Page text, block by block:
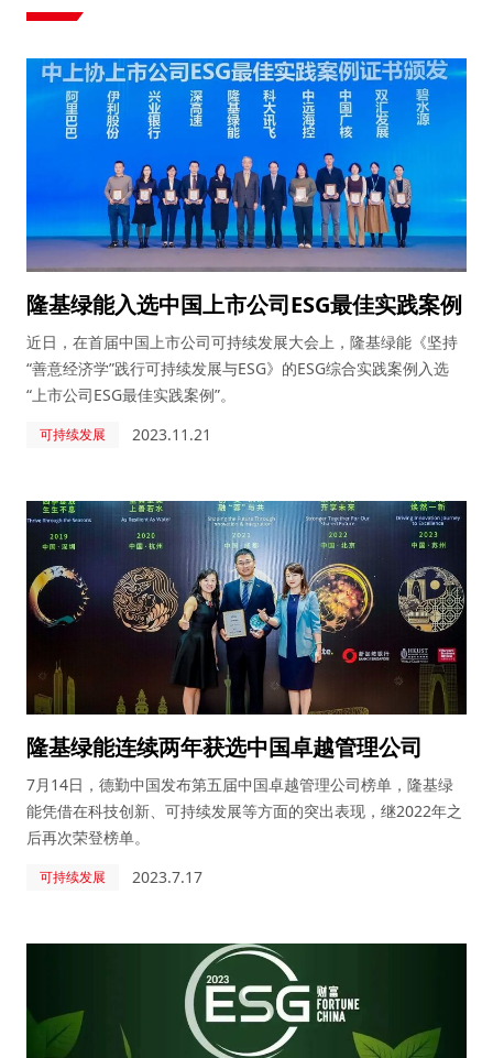
隆基绿能入选中国上市公司ESG最佳实践案例
近日，在首届中国上市公司可持续发展大会上，隆基绿能《坚持
“善意经济学”践行可持续发展与ESG》的ESG综合实践案例入选
“上市公司ESG最佳实践案例”。
可持续发展 2023.11.21
隆基绿能连续两年获选中国卓越管理公司
7月14日，德勤中国发布第五届中国卓越管理公司榜单，隆基绿
能凭借在科技创新、可持续发展等方面的突出表现，继2022年之
后再次荣登榜单。
可持续发展 2023.7.17